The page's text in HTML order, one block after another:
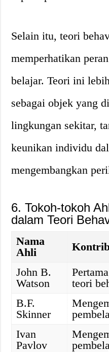
Selain itu, teori
memperhatikan
belajar. Teori ini
sebagai objek yang
lingkungan sekitar,
keunikan individu
mengembangkan
6. Tokoh-tokoh
dalam Teori
Nama
Ahli
John B.
Watson
teori
B.F.
Skinner
Ivan
Pavlov